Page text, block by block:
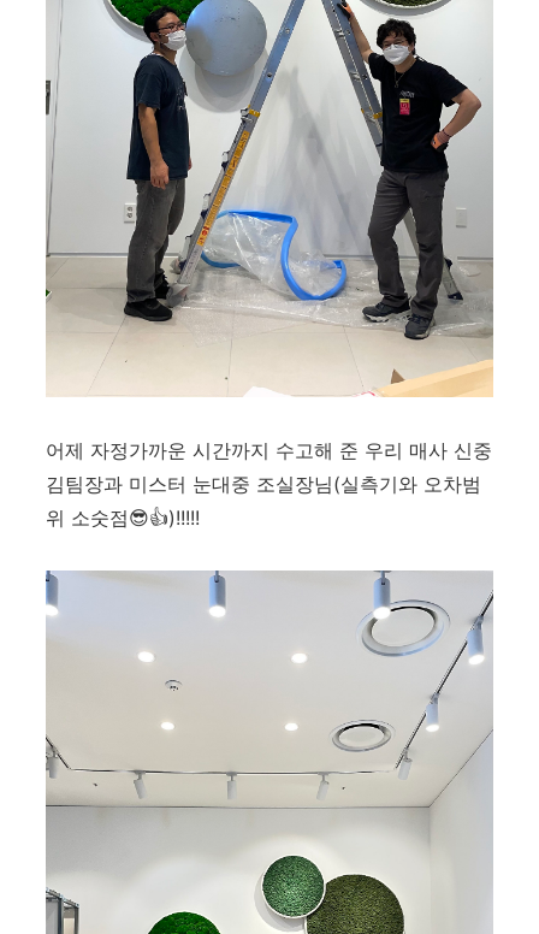
어제 자정가까운 시간까지 수고해 준 우리 매사 신중
김팀장과 미스터 눈대중 조실장님(실측기와 오차범
위 소숫점😎👍)!!!!!